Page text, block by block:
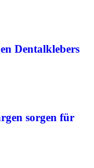
Dentalklebers
sorgen für